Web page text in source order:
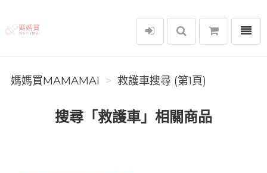
媽媽買MAMAMAI
選單
媽媽買MAMAMAI 救護車搜尋 (第1頁)
搜尋「救護車」相關商品